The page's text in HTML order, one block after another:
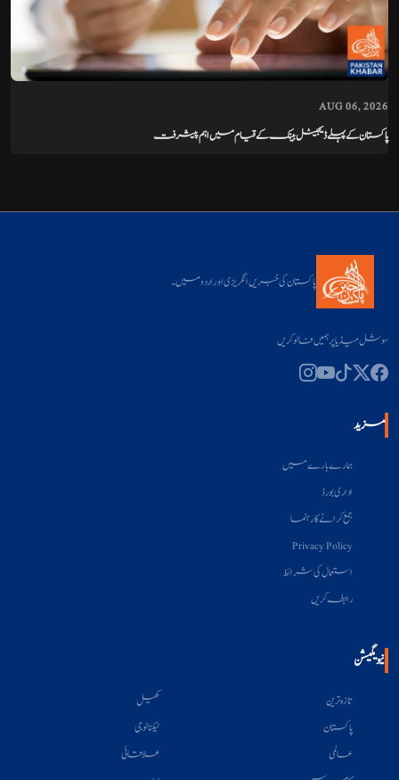
AUG 06, 2026
پاکستان کے پہلے ڈیجیٹل بینک کے قیام میں اہم پیشرفت
پاکستان کی خبریں انگریزی اور اردو میں۔
سوشل میڈیا پر ہمیں فالو کریں
مزید
ہمارے بارے میں
اداری بورڈ
جمع کرانے کا رہنما
Privacy Policy
استعمال کی شرائط
رابطہ کریں
نیویگیشن
تازہ ترین
پاکستان
عالمی
کھیل
ٹیکنالوجی
علاقائی